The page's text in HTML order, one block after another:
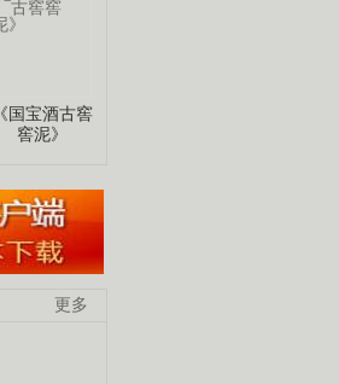
《国宝酒古窖
窖泥》
更多